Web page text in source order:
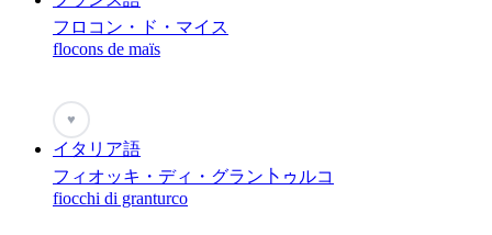
フロコン・ド・マイス
flocons de maïs
♥
イタリア語
フィオッキ・ディ・グラン卜ゥルコ
fiocchi di granturco